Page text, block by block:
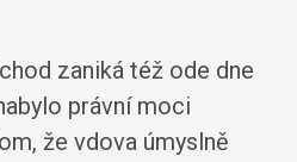
zaniká též ode dne
právní moci
že vdova úmyslně